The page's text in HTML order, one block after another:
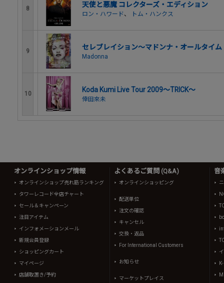
8 天使と悪魔 コレクターズ・エディション
ロン・ハワード、 トム・ハンクス
9 セレブレイション～マドンナ・オールタイム
Madonna
10 Koda Kumi Live Tour 2009～TRICK～
倖田來未
オンラインショップ情報
オンラインショップ売れ筋ランキング
タワーレコード全店チャート
セール＆キャンペーン
注目アイテム
インフォメーションメール
新規会員登録
ショッピングカート
マイページ
店舗取置き/予約
よくあるご質問 (Q&A)
オンラインショッピング
配送単位
注文の確認
キャンセル
交換・返品
For International Customers
お知らせ
マーケットプレイス
音